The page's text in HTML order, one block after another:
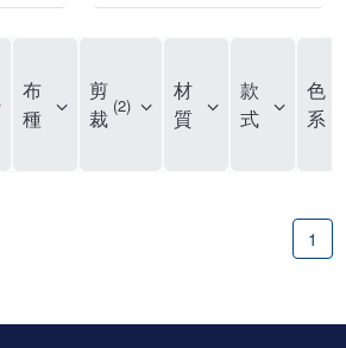
布
種
剪
裁 2
材
質
款
式
色
系
1